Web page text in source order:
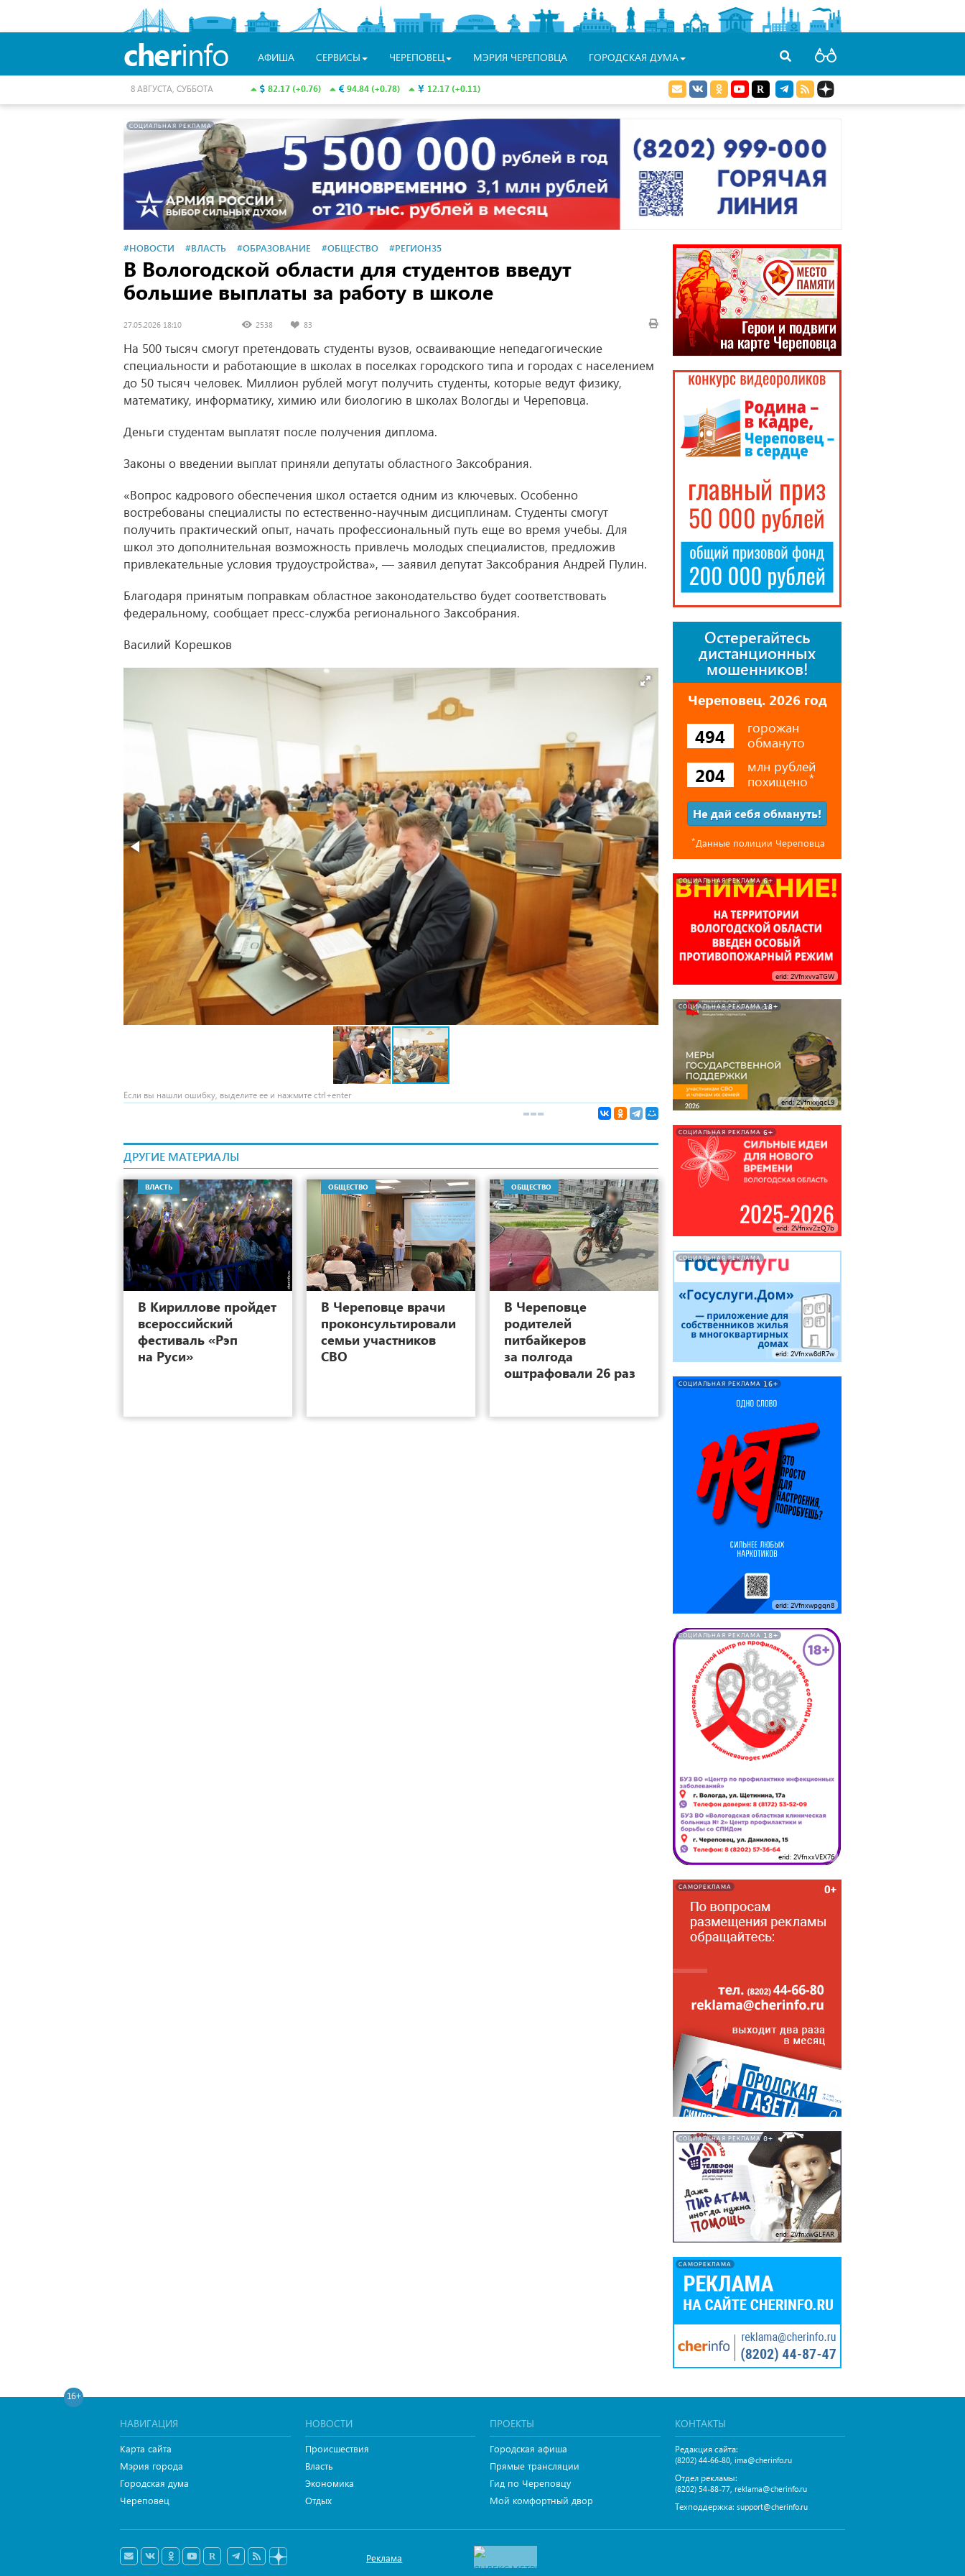
cherinfo АФИША СЕРВИСЫ ЧЕРЕПОВЕЦ МЭРИЯ ЧЕРЕПОВЦА ГОРОДСКАЯ ДУМА
82.17 (+0.76) 94.84 (+0.78) 12.17 (+0.11)
8 АВГУСТА, СУББОТА
СОЦИАЛЬНАЯ РЕКЛАМА
#НОВОСТИ #ВЛАСТЬ #ОБРАЗОВАНИЕ #ОБЩЕСТВО #РЕГИОН35
В Вологодской области для студентов введут
большие выплаты за работу в школе
27.05.2026 18:10 2538 83
На 500 тысяч смогут претендовать студенты вузов, осваивающие непедагогические
специальности и работающие в школах в поселках городского типа и городах с населением
до 50 тысяч человек. Миллион рублей могут получить студенты, которые ведут физику,
математику, информатику, химию или биологию в школах Вологды и Череповца.
Деньги студентам выплатят после получения диплома.
Законы о введении выплат приняли депутаты областного Заксобрания.
«Вопрос кадрового обеспечения школ остается одним из ключевых. Особенно
востребованы специалисты по естественно-научным дисциплинам. Студенты смогут
получить практический опыт, начать профессиональный путь еще во время учебы. Для
школ это дополнительная возможность привлечь молодых специалистов, предложив
привлекательные условия трудоустройства», — заявил депутат Заксобрания Андрей Пулин.
Благодаря принятым поправкам областное законодательство будет соответствовать
федеральному, сообщает пресс-служба регионального Заксобрания.
Василий Корешков
Если вы нашли ошибку, выделите ее и нажмите ctrl+enter
ДРУГИЕ МАТЕРИАЛЫ
ВЛАСТЬ
В Кириллове пройдет
всероссийский
фестиваль «Рэп
на Руси»
ОБЩЕСТВО
7
В Череповце врачи
проконсультировали
семьи участников
СВО
ОБЩЕСТВО
17
В Череповце
родителей
питбайкеров
за полгода
оштрафовали 26 раз
Остерегайтесь
дистанционных
мошенников!
Череповец. 2026 год
494
горожан
обмануто
204
млн рублей
похищено⃰
Не дай себя обмануть!
⃰Данные полиции Череповца
СОЦИАЛЬНАЯ РЕКЛАМА 6+
erid: 2VfnxvvaTGW
СОЦИАЛЬНАЯ РЕКЛАМА 18+
erid: 2VfnxxjqcL9
СОЦИАЛЬНАЯ РЕКЛАМА 6+
erid: 2VfnxvZzQ7b
СОЦИАЛЬНАЯ РЕКЛАМА
erid: 2Vfnxw8dR7w
СОЦИАЛЬНАЯ РЕКЛАМА 16+
erid: 2Vfnxwpgqn8
СОЦИАЛЬНАЯ РЕКЛАМА 18+
erid: 2VfnxxVEX76
САМОРЕКЛАМА
СОЦИАЛЬНАЯ РЕКЛАМА 0+
erid: 2VfnxwGLFAR
САМОРЕКЛАМА
16+
НАВИГАЦИЯ
Карта сайта
Мэрия города
Городская дума
Череповец
НОВОСТИ
Происшествия
Власть
Экономика
Отдых
ПРОЕКТЫ
Городская афиша
Прямые трансляции
Гид по Череповцу
Мой комфортный двор
КОНТАКТЫ
Редакция сайта:
(8202) 44-66-80, ima@cherinfo.ru
Отдел рекламы:
(8202) 54-88-77, reklama@cherinfo.ru
Техподдержка: support@cherinfo.ru
Реклама